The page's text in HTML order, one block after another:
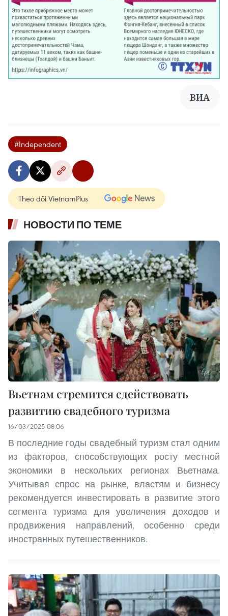
ВИА
#Independent
Theo dõi VietnamPlus
НОВОСТИ ПО ТЕМЕ
Вьетнам стремится сдействовать
развитию свадебного туризма
16/03/2025 08:06
В последние годы свадебный туризм стал одним
из факторов, способствующих росту местной
экономики в нескольких регионах Вьетнама.
Учитывая спрос на рынке, властям и бизнесу
рекомендуется инвестировать в развитие этого
сегмента туризма для увеличения доходов и
продвижения направлений, особенно среди
иностранных путешественников.